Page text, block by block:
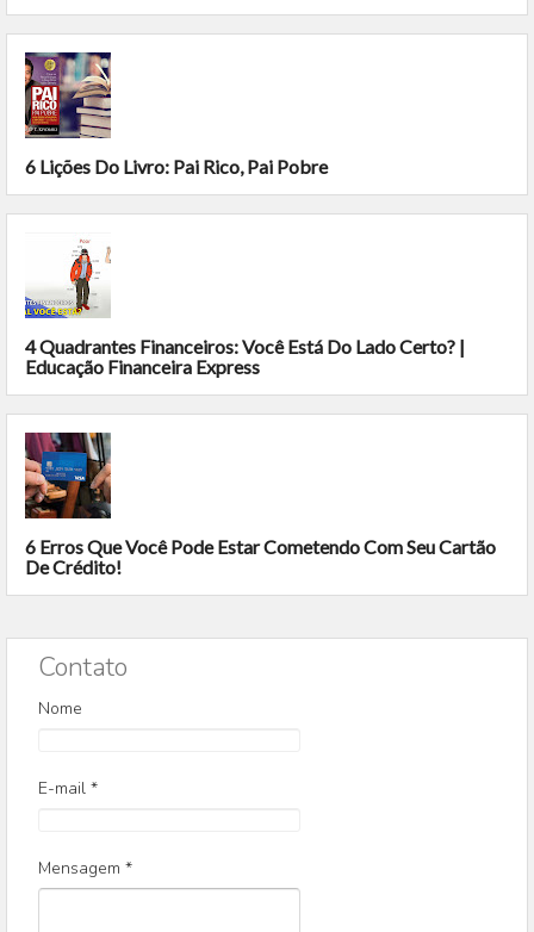
6 Lições Do Livro: Pai Rico, Pai Pobre
4 Quadrantes Financeiros: Você Está Do Lado Certo? |
Educação Financeira Express
6 Erros Que Você Pode Estar Cometendo Com Seu Cartão
De Crédito!
Contato
Nome
E-mail *
Mensagem *